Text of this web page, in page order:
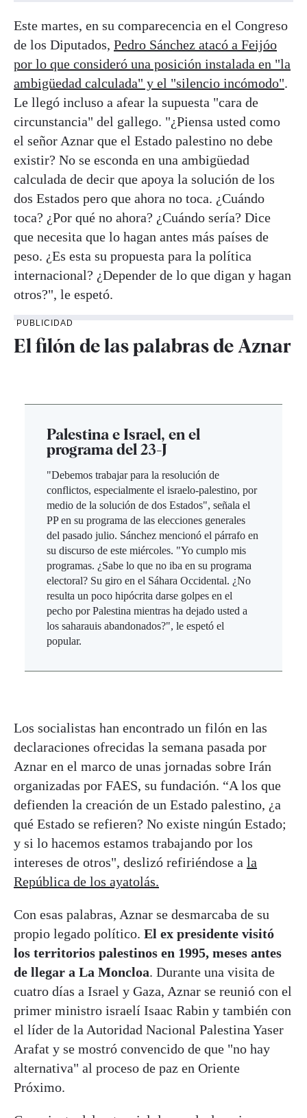
Este martes, en su comparecencia en el Congreso
de los Diputados, Pedro Sánchez atacó a Feijóo
por lo que consideró una posición instalada en "la
ambigüedad calculada" y el "silencio incómodo".
Le llegó incluso a afear la supuesta "cara de
circunstancia" del gallego. "¿Piensa usted como
el señor Aznar que el Estado palestino no debe
existir? No se esconda en una ambigüedad
calculada de decir que apoya la solución de los
dos Estados pero que ahora no toca. ¿Cuándo
toca? ¿Por qué no ahora? ¿Cuándo sería? Dice
que necesita que lo hagan antes más países de
peso. ¿Es esta su propuesta para la política
internacional? ¿Depender de lo que digan y hagan
otros?", le espetó.
PUBLICIDAD
El filón de las palabras de Aznar
Palestina e Israel, en el
programa del 23-J
"Debemos trabajar para la resolución de
conflictos, especialmente el israelo-palestino, por
medio de la solución de dos Estados", señala el
PP en su programa de las elecciones generales
del pasado julio. Sánchez mencionó el párrafo en
su discurso de este miércoles. "Yo cumplo mis
programas. ¿Sabe lo que no iba en su programa
electoral? Su giro en el Sáhara Occidental. ¿No
resulta un poco hipócrita darse golpes en el
pecho por Palestina mientras ha dejado usted a
los saharauis abandonados?", le espetó el
popular.
Los socialistas han encontrado un filón en las
declaraciones ofrecidas la semana pasada por
Aznar en el marco de unas jornadas sobre Irán
organizadas por FAES, su fundación. “A los que
defienden la creación de un Estado palestino, ¿a
qué Estado se refieren? No existe ningún Estado;
y si lo hacemos estamos trabajando por los
intereses de otros", deslizó refiriéndose a la
República de los ayatolás.
Con esas palabras, Aznar se desmarcaba de su
propio legado político. El ex presidente visitó
los territorios palestinos en 1995, meses antes
de llegar a La Moncloa. Durante una visita de
cuatro días a Israel y Gaza, Aznar se reunió con el
primer ministro israelí Isaac Rabin y también con
el líder de la Autoridad Nacional Palestina Yaser
Arafat y se mostró convencido de que "no hay
alternativa" al proceso de paz en Oriente
Próximo.